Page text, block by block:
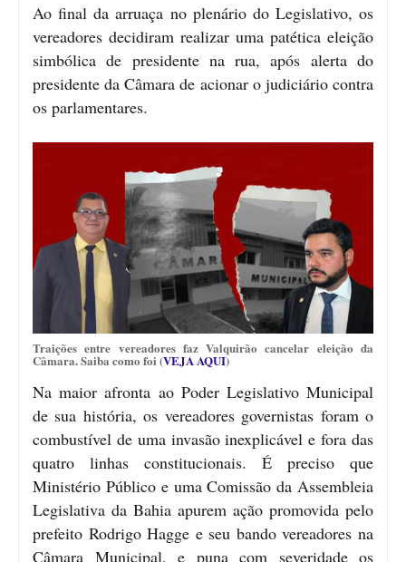
Ao final da arruaça no plenário do Legislativo, os
vereadores decidiram realizar uma patética eleição
simbólica de presidente na rua, após alerta do
presidente da Câmara de acionar o judiciário contra
os parlamentares.
Traições entre vereadores faz Valquirão cancelar eleição da
Câmara. Saiba como foi (VEJA AQUI)
Na maior afronta ao Poder Legislativo Municipal
de sua história, os vereadores governistas foram o
combustível de uma invasão inexplicável e fora das
quatro linhas constitucionais. É preciso que
Ministério Público e uma Comissão da Assembleia
Legislativa da Bahia apurem ação promovida pelo
prefeito Rodrigo Hagge e seu bando vereadores na
Câmara Municipal, e puna com severidade os